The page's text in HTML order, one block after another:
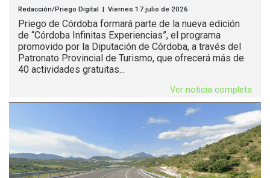
Redacción/Priego Digital | Viernes 17 julio de 2026
Priego de Córdoba formará parte de la nueva edición
de “Córdoba Infinitas Experiencias”, el programa
promovido por la Diputación de Córdoba, a través del
Patronato Provincial de Turismo, que ofrecerá más de
40 actividades gratuitas...
Ver noticia completa